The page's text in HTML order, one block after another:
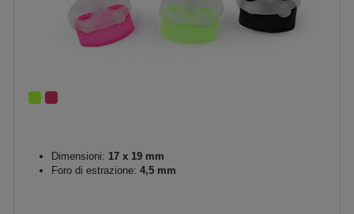
Dimensioni: 17 x 19 mm
Foro di estrazione: 4,5 mm